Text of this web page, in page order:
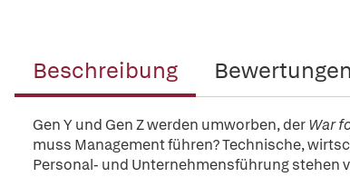
Beschreibung Bewertungen
Gen Y und Gen Z werden umworben, derWar
muss Management führen? Technische,
Personal- und Unternehmensführung stehen